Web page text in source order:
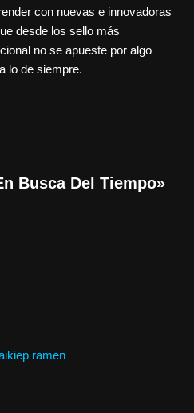
con nuevas e innovadoras
desde los sello más
no se apueste por algo
lo de siempre.
Busca Del Tiempo»
ramen